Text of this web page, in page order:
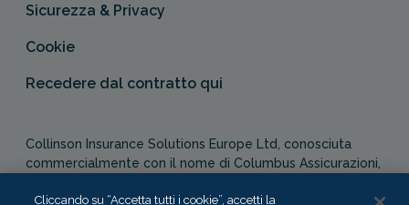
Sicurezza & Privacy
Cookie
Recedere dal contratto qui
Collinson Insurance Solutions Europe Ltd, conosciuta
commercialmente con il nome di Columbus Assicurazioni,
Authority in qualità di agente assicurativo (Distribution Act
Cliccando su “Accetta tutti i cookie”, accetti la